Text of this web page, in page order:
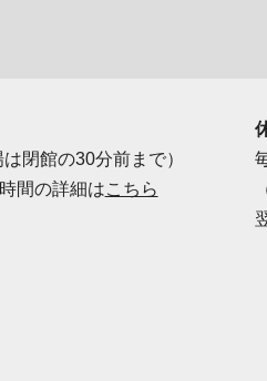
閉館の30分前まで）
間の詳細はこちら